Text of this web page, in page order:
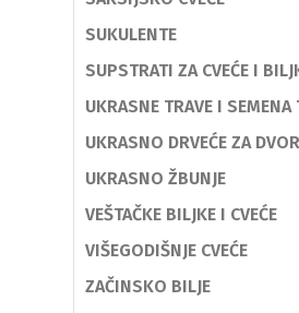
SUKULENTE
SUPSTRATI ZA CVEĆE I
UKRASNE TRAVE I SEMENA
UKRASNO DRVEĆE ZA
UKRASNO ŽBUNJE
VEŠTAČKE BILJKE I CVEĆE
VIŠEGODIŠNJE CVEĆE
ZAČINSKO BILJE